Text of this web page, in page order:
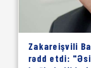
Zakareişvili
rədd etdi: